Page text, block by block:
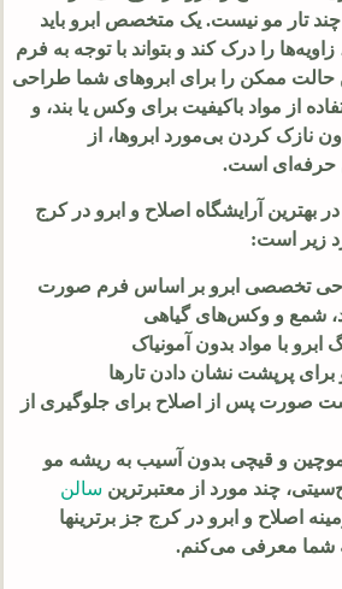
تار مو نیست. یک متخصص ابرو باید
را درک کند و بتواند با توجه به فرم
ممکن را برای ابروهای شما طراحی
از مواد باکیفیت برای وکس یا بند، و
نازک کردن بی‌مورد ابروها، از
حرفه‌ای است.
بهترین آرایشگاه اصلاح و ابرو در کرج
زیر است:
تخصصی ابرو بر اساس فرم صورت
شمع و وکس‌های گیاهی
با مواد بدون آمونیاک
برای پرپشت نشان دادن تارها
صورت پس از اصلاح برای جلوگیری از
و قیچی بدون آسیب به ریشه مو
چند مورد از معتبرترین سالن‌
اصلاح و ابرو در کرج جز برترینها
شما معرفی می‌کنم.